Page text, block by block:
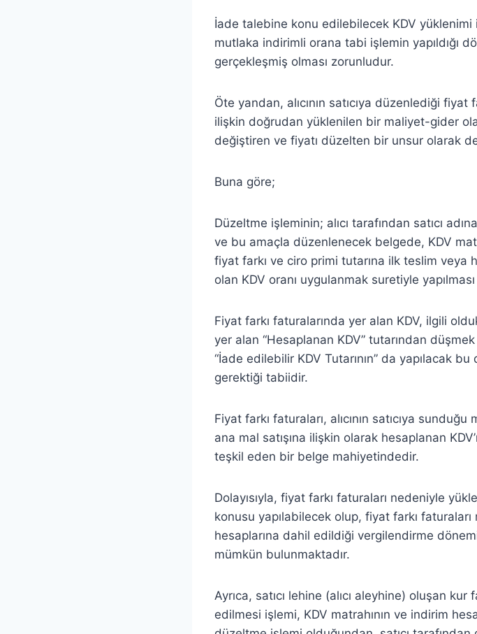
İade talebine konu edilebilecek KDV yüklenimi
mutlaka indirimli orana tabi işlemin yapıldığı
gerçekleşmiş olması zorunludur.
Öte yandan, alıcının satıcıya düzenlediği
ilişkin doğrudan yüklenilen bir maliyet-gider
değiştiren ve fiyatı düzelten bir unsur olarak
Buna göre;
Düzeltme işleminin; alıcı tarafından satıcı
ve bu amaçla düzenlenecek belgede, KDV
fiyat farkı ve ciro primi tutarına ilk teslim veya
olan KDV oranı uygulanmak suretiyle
Fiyat farkı faturalarında yer alan KDV, ilgili
yer alan “Hesaplanan KDV” tutarından
“İade edilebilir KDV Tutarının” da yapılacak
gerektiği tabiidir.
Fiyat farkı faturaları, alıcının satıcıya
ana mal satışına ilişkin olarak hesaplanan
teşkil eden bir belge mahiyetindedir.
Dolayısıyla, fiyat farkı faturaları nedeniyle
konusu yapılabilecek olup, fiyat farkı
hesaplarına dahil edildiği vergilendirme
mümkün bulunmaktadır.
Ayrıca, satıcı lehine (alıcı aleyhine) oluşan kur
edilmesi işlemi, KDV matrahının ve indirim